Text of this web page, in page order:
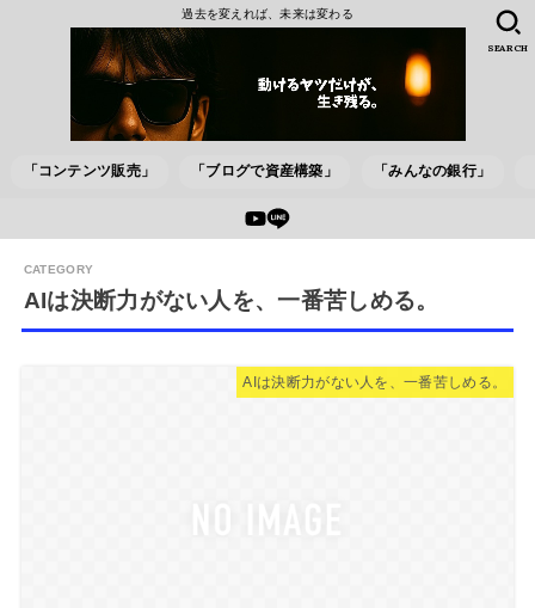
過去を変えれば、未来は変わる
「コンテンツ販売」 「ブログで資産構築」 「みんなの銀行」
SEARCH
AIは決断力がない人を、一番苦しめる。
AIは決断力がない人を、一番苦しめる。